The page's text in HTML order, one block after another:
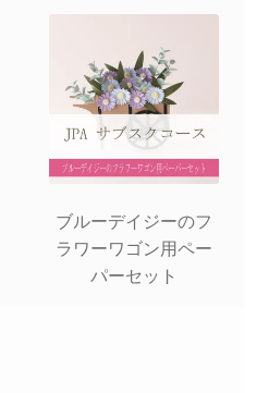
ブルーデイジーのフ
ラワーワゴン用ペー
パーセット